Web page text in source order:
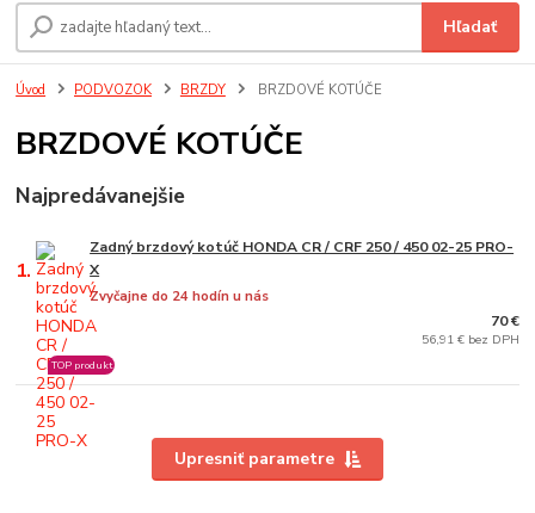
Hľadať
Úvod PODVOZOK BRZDY BRZDOVÉ KOTÚČE
BRZDOVÉ KOTÚČE
Najpredávanejšie
1.
Zadný brzdový kotúč HONDA CR / CRF 250 / 450 02-25 PRO-
X
Zvyčajne do 24 hodín u nás
TOP produkt
70 €
56,91 € bez DPH
Upresniť parametre